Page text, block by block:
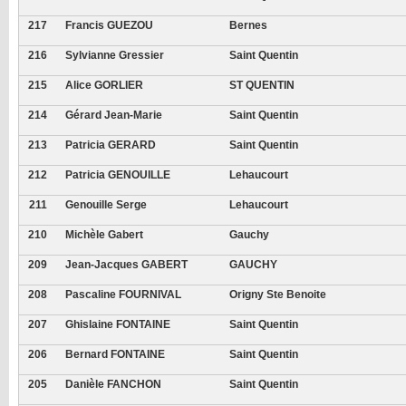
217 Francis GUEZOU Bernes
216 Sylvianne Gressier Saint Quentin
215 Alice GORLIER ST QUENTIN
214 Gérard Jean-Marie Saint Quentin
213 Patricia GERARD Saint Quentin
212 Patricia GENOUILLE Lehaucourt
211 Genouille Serge Lehaucourt
210 Michèle Gabert Gauchy
209 Jean-Jacques GABERT GAUCHY
208 Pascaline FOURNIVAL Origny Ste Benoite
207 Ghislaine FONTAINE Saint Quentin
206 Bernard FONTAINE Saint Quentin
205 Danièle FANCHON Saint Quentin